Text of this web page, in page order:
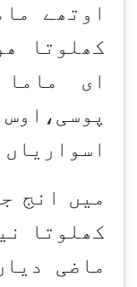
اوتھے
کھلوتا
ای
میں انج
کھلوتا
ماضی